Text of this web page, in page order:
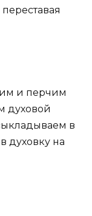
и перчим
духовой
в
духовку на